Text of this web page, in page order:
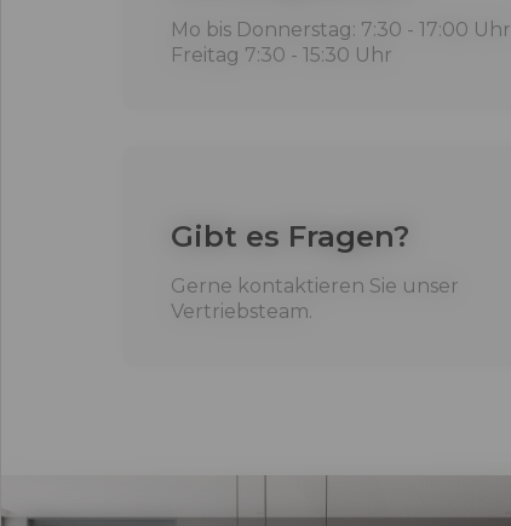
Mo bis Donnerstag: 7:30 - 17:00 Uhr
Freitag 7:30 - 15:30 Uhr
Gibt es Fragen?
Gerne kontaktieren Sie unser
Vertriebsteam.